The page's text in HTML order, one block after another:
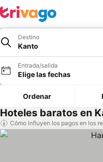
Destino
Kanto
Entrada/salida
Elige las fechas
Ordenar
Hoteles baratos en
Cómo influyen los pagos en los